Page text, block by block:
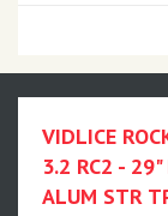
Reba
35
Revelation
VIDLICE
3.2 RC2 -
ALUM STR